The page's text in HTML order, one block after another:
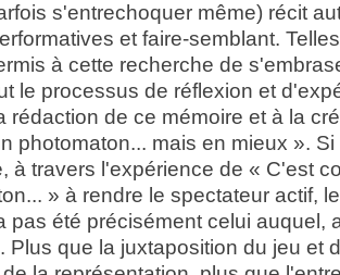
s'entrechoquer même) récit
et faire-semblant.
à cette recherche de
le processus de réflexion et
rédaction de ce mémoire et à la
photomaton... mais en mieux ».
à travers l'expérience de « C'est
» à rendre le spectateur actif,
pas été précisément celui auquel,
Plus que la juxtaposition du jeu et